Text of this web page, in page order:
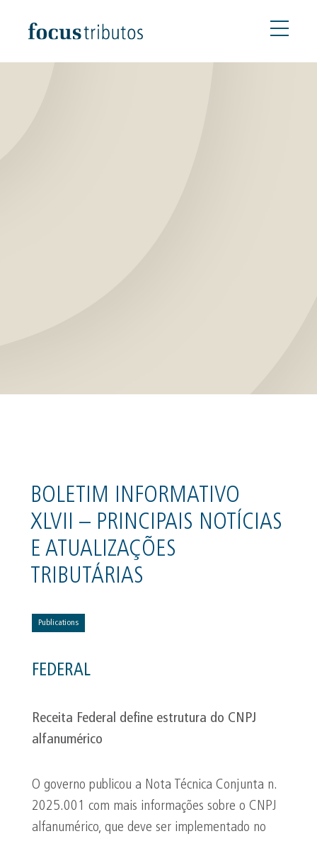
BOLETIM INFORMATIVO
XLVII – PRINCIPAIS NOTÍCIAS
E ATUALIZAÇÕES
TRIBUTÁRIAS
Publications
FEDERAL
Receita Federal define estrutura do CNPJ
alfanumérico
O governo publicou a Nota Técnica Conjunta n.
2025.001 com mais informações sobre o CNPJ
alfanumérico, que deve ser implementado no